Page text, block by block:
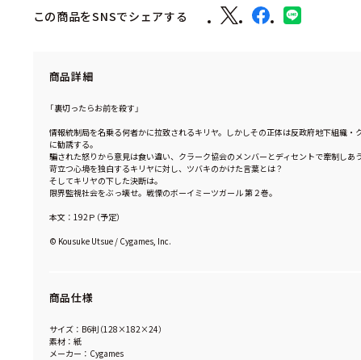
この商品をSNSでシェアする
商品詳細
「裏切ったらお前を殺す」
情報統制局を名乗る何者かに拉致されるキリヤ。しかしその正体は反政府地下組織・
に勧誘する。
騙された怒りから意見は食い違い、クラーク協会のメンバーとディセントで牽制しあ
苛立つ心境を独白するキリヤに対し、ツバキのかけた言葉とは？
そしてキリヤの下した決断は――。
限界監視社会をぶっ壊せ。戦慄のボーイミーツガール 第２巻。
本文：192Ｐ（予定）
© Kousuke Utsue / Cygames, Inc.
商品仕様
サイズ：B6判（128×182×24）
素材：紙
メーカー：Cygames